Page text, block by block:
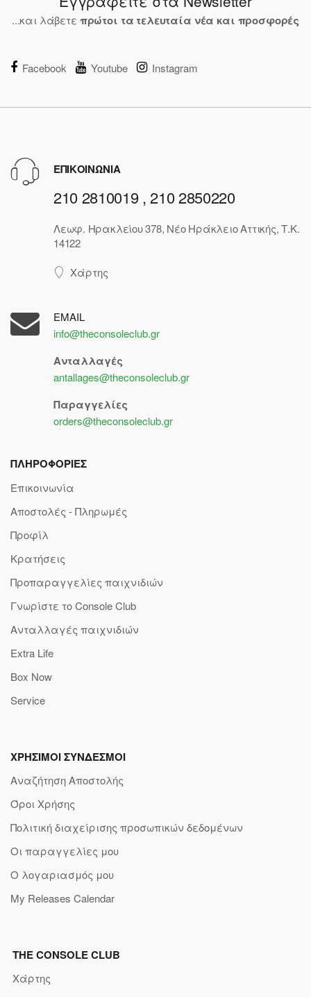
...και λάβετε πρώτοι τα τελευταία νέα και προσφορές
Facebook Youtube Instagram
ΕΠΙΚΟΙΝΩΝΙΑ
210 2810019 , 210 2850220
Λεωφ. Ηρακλείου 378, Νέο Ηράκλειο Αττικής, Τ.Κ.
14122
Χάρτης
EMAIL
info@theconsoleclub.gr
Ανταλλαγές
antallages@theconsoleclub.gr
Παραγγελίες
orders@theconsoleclub.gr
ΠΛΗΡΟΦΟΡΙΕΣ
Επικοινωνία
Αποστολές - Πληρωμές
Προφίλ
Κρατήσεις
Προπαραγγελίες παιχνιδιών
Γνωρίστε το Console Club
Ανταλλαγές παιχνιδιών
Extra Life
Box Now
Service
ΧΡΗΣΙΜΟΙ ΣΥΝΔΕΣΜΟΙ
Αναζήτηση Αποστολής
Όροι Χρήσης
Πολιτική διαχείρισης προσωπικών δεδομένων
Οι παραγγελίες μου
Ο λογαριασμός μου
My Releases Calendar
THE CONSOLE CLUB
Χάρτης